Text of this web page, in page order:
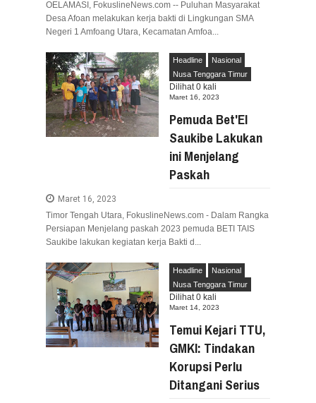
OELAMASI, FokuslineNews.com -- Puluhan Masyarakat
Desa Afoan melakukan kerja bakti di Lingkungan SMA
Negeri 1 Amfoang Utara, Kecamatan Amfoa...
Headline
Nasional
Nusa Tenggara Timur
Dilihat 0 kali
Maret 16, 2023
Pemuda Bet'El
Saukibe Lakukan
ini Menjelang
Paskah
Maret 16, 2023
Timor Tengah Utara, FokuslineNews.com - Dalam Rangka
Persiapan Menjelang paskah 2023 pemuda BETI TAIS
Saukibe lakukan kegiatan kerja Bakti d...
Headline
Nasional
Nusa Tenggara Timur
Dilihat 0 kali
Maret 14, 2023
Temui Kejari TTU,
GMKI: Tindakan
Korupsi Perlu
Ditangani Serius